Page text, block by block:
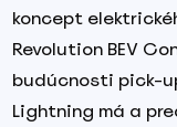
koncept
Revolution BEV
budúcnosti pick-
Lightning má a